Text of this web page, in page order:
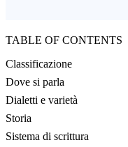
TABLE OF CONTENTS
Classificazione
Dove si parla
Dialetti e varietà
Storia
Sistema di scrittura